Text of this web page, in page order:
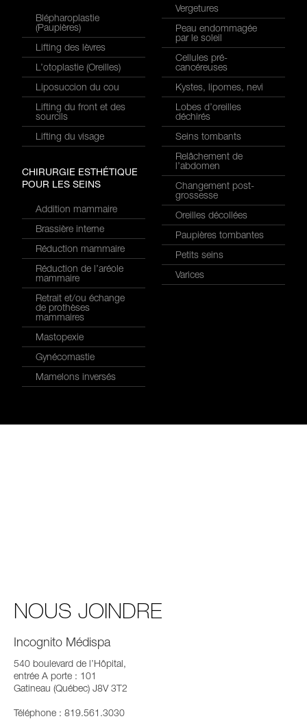
Blépharoplastie
(Paupières)
Lifting des lèvres
L’otoplastie (Oreilles)
Liposuccion du cou
Lifting du front et des
sourcils
Lifting du visage
CHIRURGIE ESTHÉTIQUE
POUR LES SEINS
Addition mammaire
Brassière interne
Réduction mammaire
Réduction de l’aréole
mammaire
Retrait et/ou échange
de prothèses
mammaires
Mastopexie
Gynécomastie
Mamelons inversés
Vergetures
Peau endommagée
par le soleil
Cellules pré-
cancéreuses
Kystes, lipomes, nevi
Lobes d’oreilles
déchirés
Seins tombants
Relâchement de
l’abdomen
Changement post-
grossesse
Oreilles décollées
Paupières tombantes
Petits seins
Varices
NOUS JOINDRE
Incognito Médispa
540 boulevard de l’Hôpital,
entrée A porte : 101
Gatineau (Québec) J8V 3T2
Téléphone : 819.561.3030